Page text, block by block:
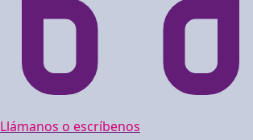
Llámanos o escríbenos